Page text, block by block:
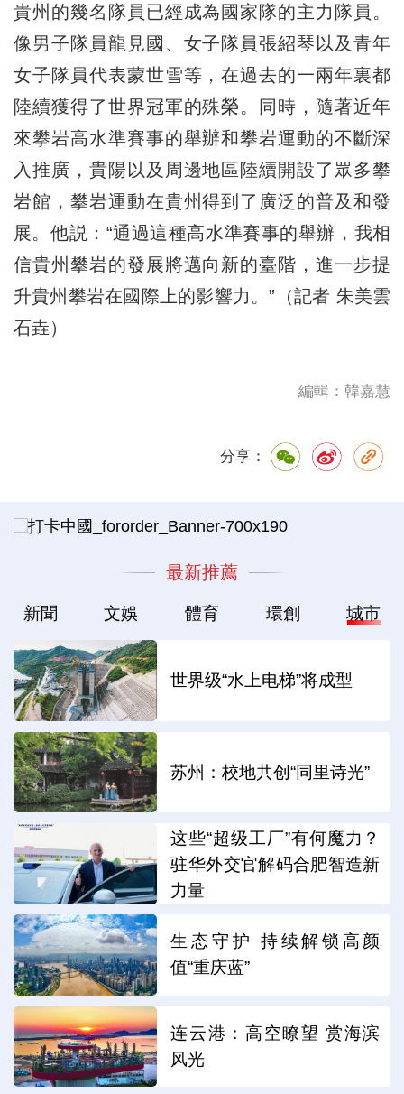
貴州的幾名隊員已經成為國家隊的主力隊員。
像男子隊員龍見國、女子隊員張紹琴以及青年
女子隊員代表蒙世雪等，在過去的一兩年裏都
陸續獲得了世界冠軍的殊榮。同時，隨著近年
來攀岩高水準賽事的舉辦和攀岩運動的不斷深
入推廣，貴陽以及周邊地區陸續開設了眾多攀
岩館，攀岩運動在貴州得到了廣泛的普及和發
展。他説：“通過這種高水準賽事的舉辦，我相
信貴州攀岩的發展將邁向新的臺階，進一步提
升貴州攀岩在國際上的影響力。”（記者 朱美雲
石垚）
編輯：韓嘉慧
分享：
最新推薦
新聞 文娛 體育 環創 城市
世界级“水上电梯”将成型
苏州：校地共创“同里诗光”
这些“超级工厂”有何魔力？
驻华外交官解码合肥智造新
力量
生态守护 持续解锁高颜
值“重庆蓝”
连云港：高空瞭望 赏海滨
风光